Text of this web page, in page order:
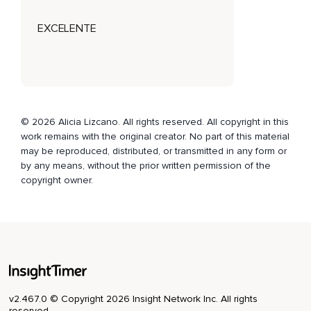
¿Qué textura tiene?
¿Rugosa?
¿Lisa?
¿Está fría?
tus sentidos a través de esa fruta que tienes.
Y ahora si es posible,
EXCELENTE
© 2026 Alicia Lizcano. All rights reserved. All copyright in this
work remains with the original creator. No part of this material
may be reproduced, distributed, or transmitted in any form or
by any means, without the prior written permission of the
copyright owner.
v2.467.0 © Copyright 2026 Insight Network Inc. All rights